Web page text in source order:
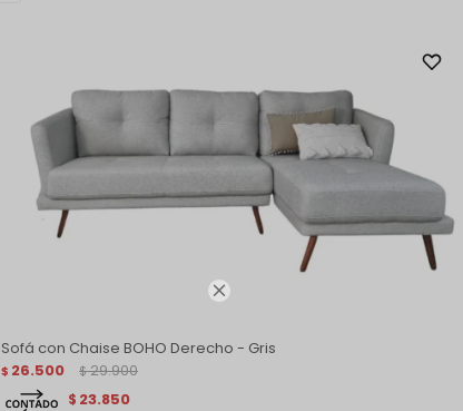

Sofá con Chaise BOHO Derecho - Gris
$ 26.500 $ 29.900
$ 23.850